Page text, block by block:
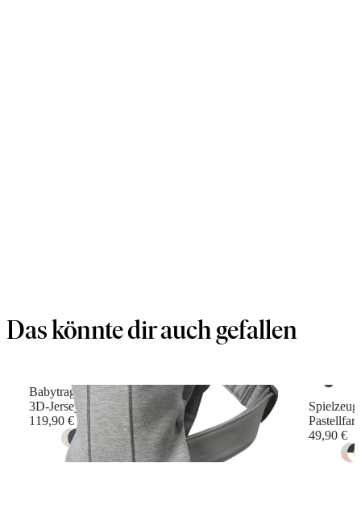
Das könnte dir auch gefallen
Babytrage Mini
3D-Jersey, Hellgrau
119,90 €
+10
49,90 €